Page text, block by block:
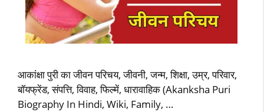
आकांक्षा पुरी का जीवन परिचय, जीवनी, जन्म, शिक्षा, उम्र, परिवार,
बॉयफ्रेंड, संपत्ति, विवाह, फिल्में, धारावाहिक (Akanksha Puri
Biography In Hindi, Wiki, Family, …